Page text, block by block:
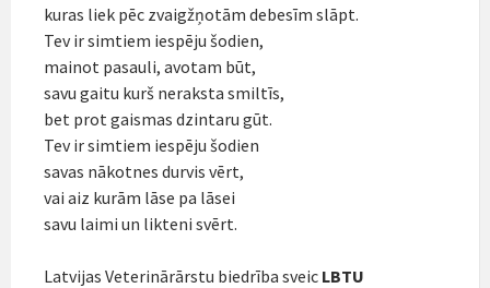
kuras liek pēc zvaigžņotām debesīm slāpt.
Tev ir simtiem iespēju šodien,
mainot pasauli, avotam būt,
savu gaitu kurš neraksta smiltīs,
bet prot gaismas dzintaru gūt.
Tev ir simtiem iespēju šodien
savas nākotnes durvis vērt,
vai aiz kurām lāse pa lāsei
savu laimi un likteni svērt.
Latvijas Veterinārārstu biedrība sveic LBTU